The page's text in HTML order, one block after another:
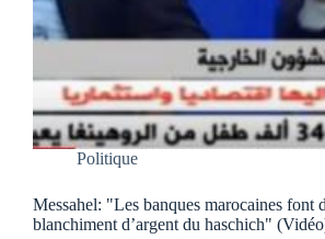
Politique
Messahel: "Les banques marocaines font
blanchiment d’argent du haschich"